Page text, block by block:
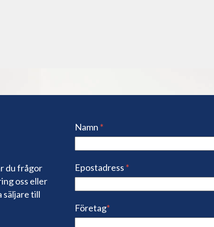
du frågor
oss eller
säljare till
Namn *
Epostadress *
Företag*